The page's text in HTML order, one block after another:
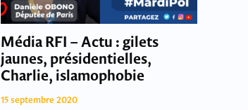
Média RFI – Actu : gilets
jaunes, présidentielles,
Charlie, islamophobie
15 septembre 2020